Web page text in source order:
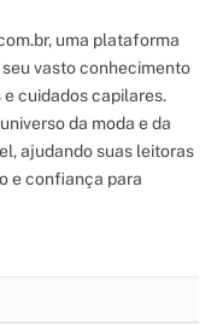
uma plataforma
vasto conhecimento
cuidados capilares.
da moda e da
ajudando suas leitoras
e confiança para